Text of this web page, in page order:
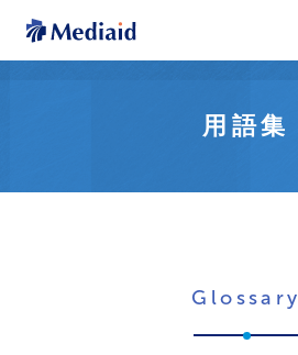
用語集
Glossary